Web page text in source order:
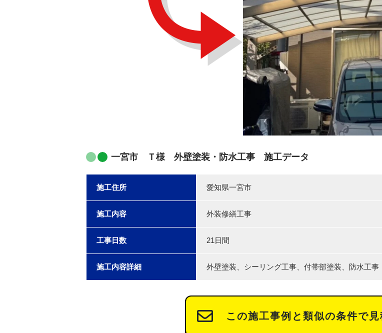
一宮市 Ｔ様 外壁塗装・防水工事 施工データ
施工住所 愛知県一宮市
施工内容 外装修繕工事
工事日数 21日間
施工内容詳細 外壁塗装、シーリング工事、付帯部塗装、防水工事
この施工事例と類似の条件で